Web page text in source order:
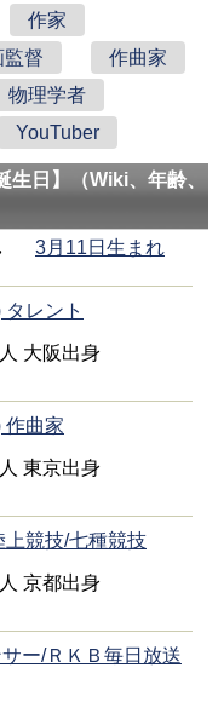
作家
監督
作曲家
物理学者
YouTuber
日】（Wiki、年齢、
3月11日生まれ
レント
大阪出身
作曲家
東京出身
上競技/七種競技
京都出身
ー/ＲＫＢ毎日放送